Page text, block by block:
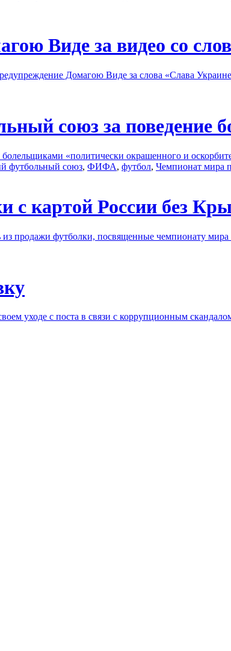
Виде за видео со
Домагою Виде за слова «Слава
союз за поведение
«политически окрашенного и
футбольный союз, ФИФА, футбол, Чемпионат мира
картой России без
продажи футболки, посвященные чемпионату мира
уходе с поста в связи с коррупционным